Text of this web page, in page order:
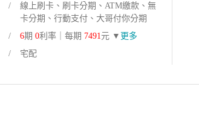
線上刷卡、刷卡分期、ATM繳款、無
卡分期、行動支付、大哥付你分期
6期0利率｜每期 7491元 ▼ 更多
宅配